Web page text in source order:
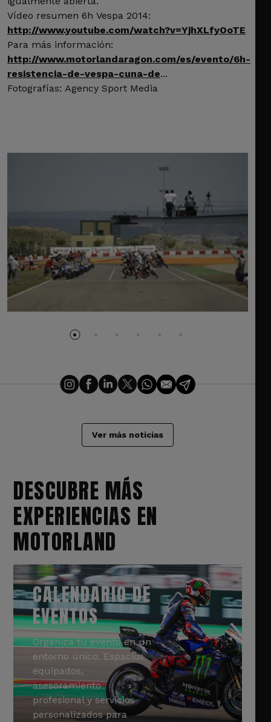
Vídeo resumen 6h Vespa 2014:
http://www.youtube.com/watch?v=YjhXLfyOoTE
Para más información:
http://www.motorlandaragon.com/es/evento/6h-
resistencia-de-vespa-cuna-de...
Fotografías: Agency Sport Media
Ver más noticias
DESCUBRE MÁS
EXPERIENCIAS EN
MOTORLAND
CALENDARIO DE
EVENTOS
Organiza tu evento en un
entorno único. Espacios
equipados,
asesoramiento
profesional y servicios
personalizados para